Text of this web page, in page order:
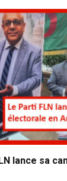
lance sa